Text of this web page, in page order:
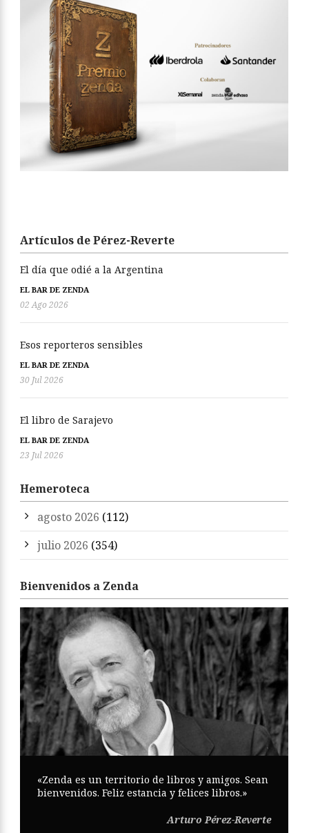
Artículos de Pérez-Reverte
El día que odié a la Argentina
EL BAR DE ZENDA
02 Ago 2026
Esos reporteros sensibles
EL BAR DE ZENDA
30 Jul 2026
El libro de Sarajevo
EL BAR DE ZENDA
23 Jul 2026
Hemeroteca
agosto 2026 (112)
julio 2026 (354)
Bienvenidos a Zenda
«Zenda es un territorio de libros y amigos. Sean
bienvenidos. Feliz estancia y felices libros.»
Arturo Pérez-Reverte